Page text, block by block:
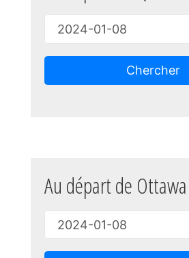
Chercher
Au départ de Ottawa